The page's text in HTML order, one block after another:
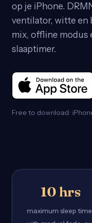
op je iPhone.
ventilator, witte en
mix, offline modus
slaaptimer.
Free to download ·
10 hrs
maximum sleep